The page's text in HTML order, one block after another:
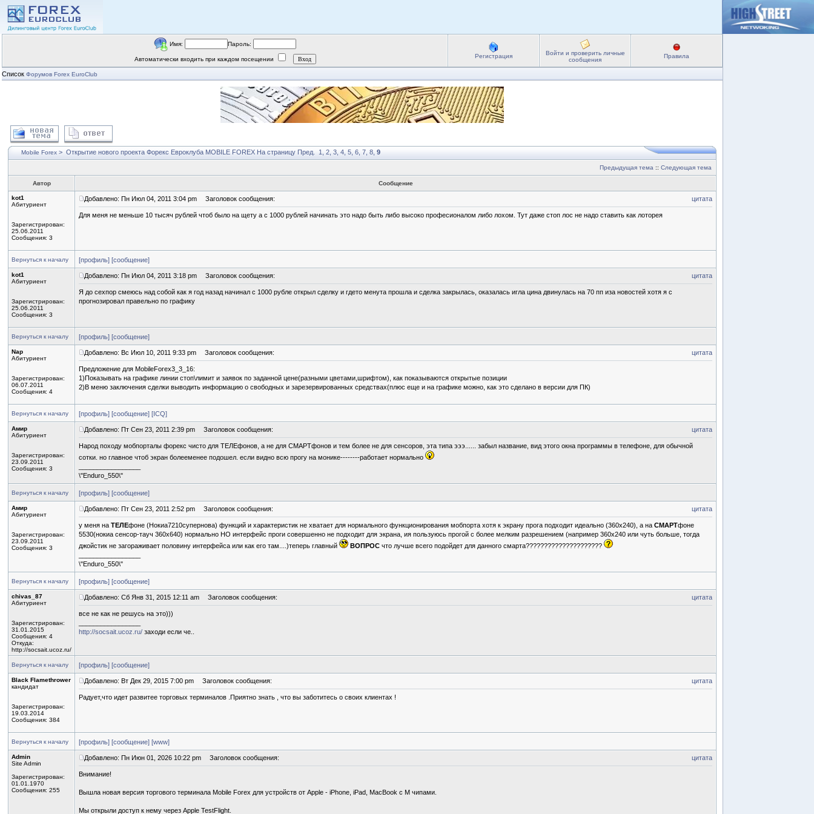
Имя: Пароль:
Автоматически входить при каждом посещении Регистрация
Войти и проверить личные
сообщения
Правила
Список Форумов Forex EuroClub
Mobile Forex > Открытие нового проекта Форекс Евроклуба MOBILE FOREX На страницу Пред. 1 2 3 4 5 6 7 8 9
Предыдущая тема :: Следующая тема
Автор Сообщение
kot1
Абитуриент
Зарегистрирован:
25.06.2011
Сообщения: 3
Добавлено: Пн Июл 04, 2011 3:04 pm Заголовок сообщения: цитата
Для меня не меньше 10 тысяч рублей чтоб было на щету а с 1000 рублей начинать это надо быть либо высоко професионалом либо лохом. Тут даже стоп лос не надо ставить как лоторея
Вернуться к началу [профиль] [сообщение]
kot1
Абитуриент
Зарегистрирован:
25.06.2011
Сообщения: 3
Добавлено: Пн Июл 04, 2011 3:18 pm Заголовок сообщения: цитата
Я до сехпор смеюсь над собой как я год назад начинал с 1000 рубле открыл сделку и гдето менута прошла и сделка закрылась, оказалась игла цина двинулась на 70 пп иза новостей хотя я с
прогнозировал правельно по графику
Вернуться к началу [профиль] [сообщение]
Nap
Абитуриент
Зарегистрирован:
06.07.2011
Сообщения: 4
Добавлено: Вс Июл 10, 2011 9:33 pm Заголовок сообщения: цитата
Предложение для MobileForex3_3_16:
1)Показывать на графике линии стоп\лимит и заявок по заданной цене(разными цветами,шрифтом), как показываются открытые позиции
2)В меню заключения сделки выводить информацию о свободных и зарезервированных средствах(плюс еще и на графике можно, как это сделано в версии для ПК)
Вернуться к началу [профиль] [сообщение] [ICQ]
Амир
Абитуриент
Зарегистрирован:
23.09.2011
Сообщения: 3
Добавлено: Пт Сен 23, 2011 2:39 pm Заголовок сообщения: цитата
Народ походу мобпорталы форекс чисто для ТЕЛЕфонов, а не для СМАРТфонов и тем более не для сенсоров, эта типа эээ...... забыл название, вид этого окна программы в телефоне, для обычной
сотки. но главное чтоб экран болееменее подошел. если видно всю прогу на монике--------работает нормально
\"Enduro_550\"
Вернуться к началу [профиль] [сообщение]
Амир
Абитуриент
Зарегистрирован:
23.09.2011
Сообщения: 3
Добавлено: Пт Сен 23, 2011 2:52 pm Заголовок сообщения: цитата
у меня на ТЕЛЕфоне (Нокиа7210супернова) функций и характеристик не хватает для нормального функционирования мобпорта хотя к экрану прога подходит идеально (360х240), а на СМАРТфоне
5530(нокиа сенсор-тауч 360х640) нормально НО интерфейс проги совершенно не подходит для экрана, ия пользуюсь прогой с более мелким разрешением (например 360х240 или чуть больше, тогда
джойстик не загораживает половину интерфейса или как его там....)теперь главный
ВОПРОС что лучше всего подойдет для данного смарта?????????????????????
\"Enduro_550\"
Вернуться к началу [профиль] [сообщение]
chivas_87
Абитуриент
Зарегистрирован:
31.01.2015
Сообщения: 4
Откуда:
http://socsait.ucoz.ru/
Добавлено: Сб Янв 31, 2015 12:11 am Заголовок сообщения: цитата
все не как не решусь на это)))
http://socsait.ucoz.ru/ заходи если че..
Вернуться к началу [профиль] [сообщение]
Black Flamethrower
кандидат
Зарегистрирован:
19.03.2014
Сообщения: 384
Добавлено: Вт Дек 29, 2015 7:00 pm Заголовок сообщения: цитата
Радует,что идет развитее торговых терминалов .Приятно знать , что вы заботитесь о своих клиентах !
Вернуться к началу [профиль] [сообщение] [www]
Admin
Site Admin
Зарегистрирован:
01.01.1970
Сообщения: 255
Добавлено: Пн Июн 01, 2026 10:22 pm Заголовок сообщения: цитата
Внимание!
Вышла новая версия торгового терминала Mobile Forex для устройств от Apple - iPhone, iPad, MacBook с М чипами.
Мы открыли доступ к нему через Apple TestFlight.